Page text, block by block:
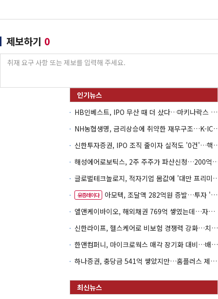
제보하기 0
HB인베스트, IPO 무산 때 더 샀다…마키나락스 투자 2.7배 회수
NH농협생명, 금리상승에 취
신한투자증권, IPO 조직 줄
해성에어로보틱스, 2주 주주가 파산
글로벌테크놀로지, 적자기업 몸값
유증레이다
아모텍, 조달액 282억원 증발…투자 '속도 조절' 불가피
엘앤케이바이오, 해외채권 769억 쌓였는데…자회사 4곳 자본잠식
신한라이프, 헬스케어로 비보험 경쟁력 강화…치매·간병 공략
한앤컴퍼니, 마이크로웍스 매각 장기화 대비…배당 회수판 깔았다
하나증권, 충당금 541억 쌓았지만…홈플러스 제재는 추가 비용 불씨